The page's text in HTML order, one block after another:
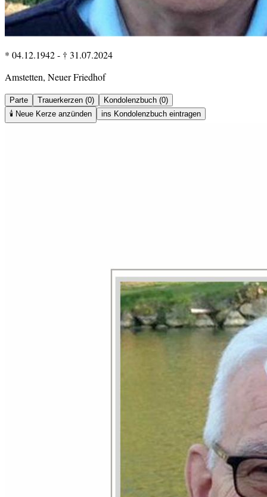
* 04.12.1942- † 31.07.2024
Amstetten, Neuer Friedhof
Parte Trauerkerzen (0)
Kondolenzbuch (0)
🕯️ Neue Kerze anzünden ins Kondolenzbuch eintragen